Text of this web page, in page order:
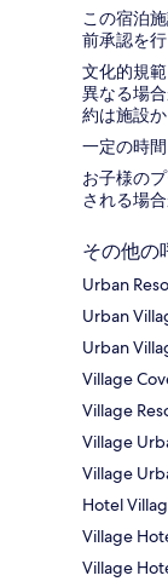
この宿泊
前承認を
文化的規
異なる場
約は施設
一定の時
お子様の
される場合
その他の
Urban
Urban
Urban
Village
Village
Village
Village
Hotel
Village
Village